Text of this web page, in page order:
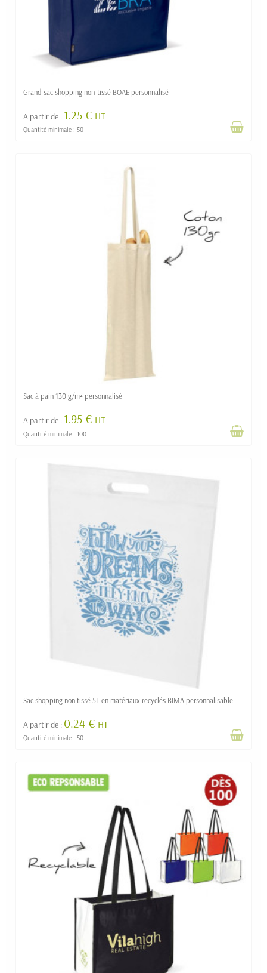
Grand sac shopping non-tissé BOAE personnalisé
A partir de : 1.25 € HT
Quantité minimale : 50
Sac à pain 130 g/m² personnalisé
A partir de : 1.95 € HT
Quantité minimale : 100
Sac shopping non tissé 5L en matériaux recyclés BIMA personnalisable
A partir de : 0.24 € HT
Quantité minimale : 50